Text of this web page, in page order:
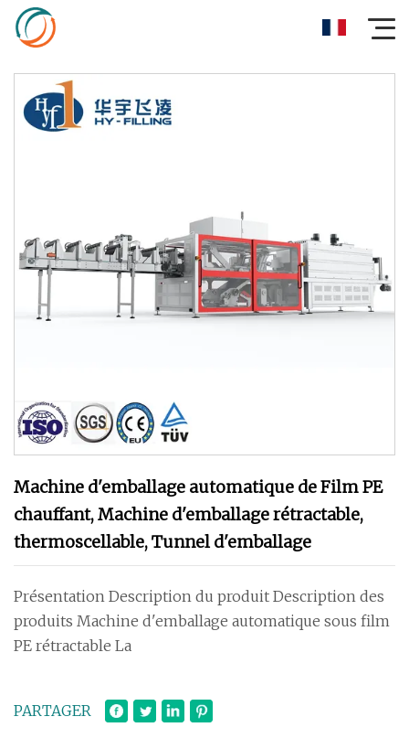
Machine d'emballage automatique de Film PE
chauffant, Machine d'emballage rétractable,
thermoscellable, Tunnel d'emballage
Présentation Description du produit Description des
produits Machine d'emballage automatique sous film
PE rétractable La
PARTAGER